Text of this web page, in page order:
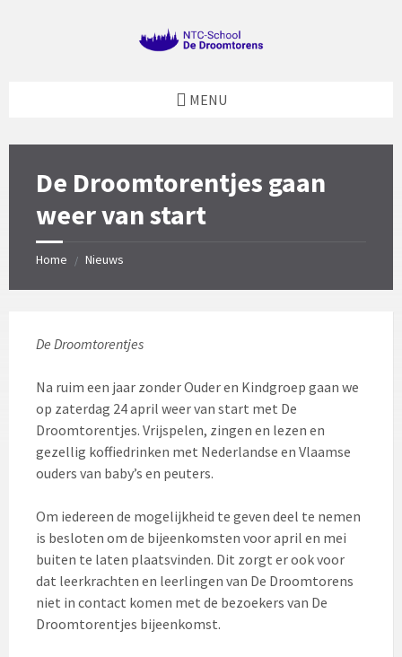
MENU
De Droomtorentjes gaan
weer van start
Home / Nieuws
De Droomtorentjes
Na ruim een jaar zonder Ouder en Kindgroep gaan we
op zaterdag 24 april weer van start met De
Droomtorentjes. Vrijspelen, zingen en lezen en
gezellig koffiedrinken met Nederlandse en Vlaamse
ouders van baby’s en peuters.
Om iedereen de mogelijkheid te geven deel te nemen
is besloten om de bijeenkomsten voor april en mei
buiten te laten plaatsvinden. Dit zorgt er ook voor
dat leerkrachten en leerlingen van De Droomtorens
niet in contact komen met de bezoekers van De
Droomtorentjes bijeenkomst.